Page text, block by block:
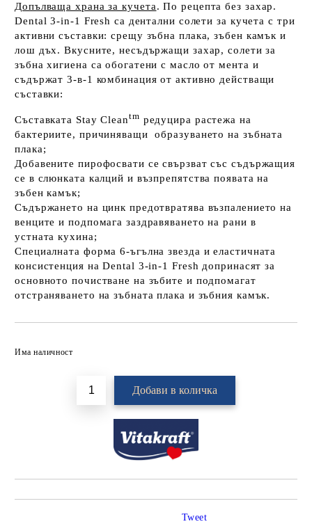
Допълваща храна за кучета. По рецепта без захар.
Dental 3-in-1 Fresh са дентални солети за кучета с три
активни съставки: срещу зъбна плака, зъбен камък и
лош дъх. Вкусните, несъдържащи захар, солети за
зъбна хигиена са обогатени с масло от мента и
съдържат 3-в-1 комбинация от активно действащи
съставки:
Съставката Stay Cleantm редуцира растежа на
бактериите, причиняващи образуването на зъбната
плака;
Добавените пирофосвати се свързват със съдържащия
се в слюнката калций и възпрепятства появата на
зъбен камък;
Съдържането на цинк предотвратява възпалението на
венците и подпомага заздравяването на рани в
устната кухина;
Специалната форма 6-ъгълна звезда и еластичната
консистенция на Dental 3-in-1 Fresh допринасят за
основното почистване на зъбите и подпомагат
отстраняването на зъбната плака и зъбния камък.
Има наличност
Tweet